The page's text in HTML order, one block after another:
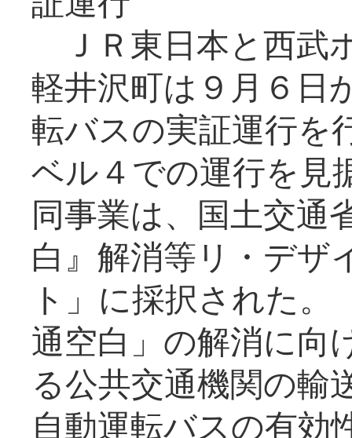
ＪＲ東日本と西武
軽井沢町は９月６日
転バスの実証運行を
ベル４での運行を見
同事業は、国土交通
白』解消等リ・デザ
ト」に採択された
通空白」の解消に向
る公共交通機関の輸
自動運転バスの有効